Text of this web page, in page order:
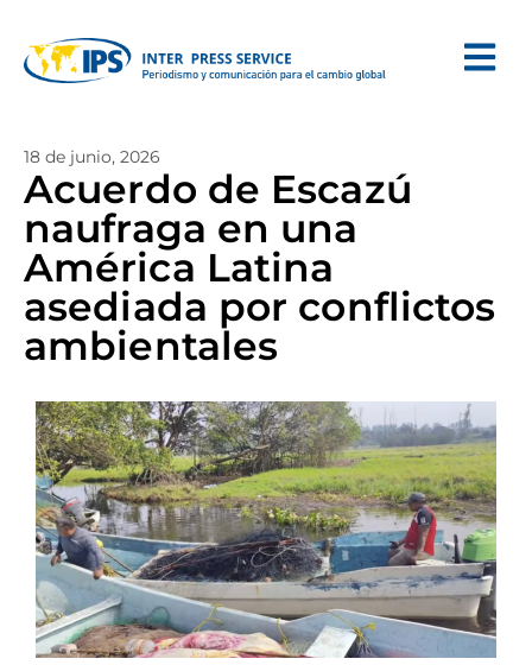
18 de junio, 2026
Acuerdo de Escazú
naufraga en una
América Latina
asediada por conflictos
ambientales